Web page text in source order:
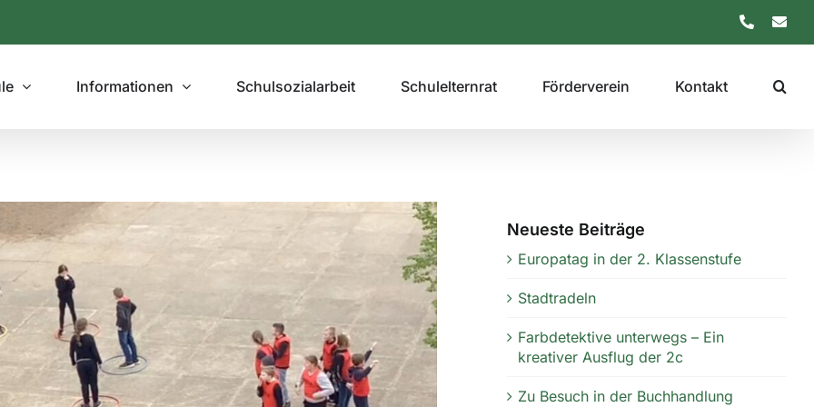
TelefonE-
Informationen Schulsozialarbeit Schulelternrat Förderverein Kontakt
Neueste Beiträge
Europatag in der 2. Klassenstufe
Stadtradeln
Farbdetektive unterwegs – Ein
kreativer Ausflug der 2c
Zu Besuch in der Buchhandlung